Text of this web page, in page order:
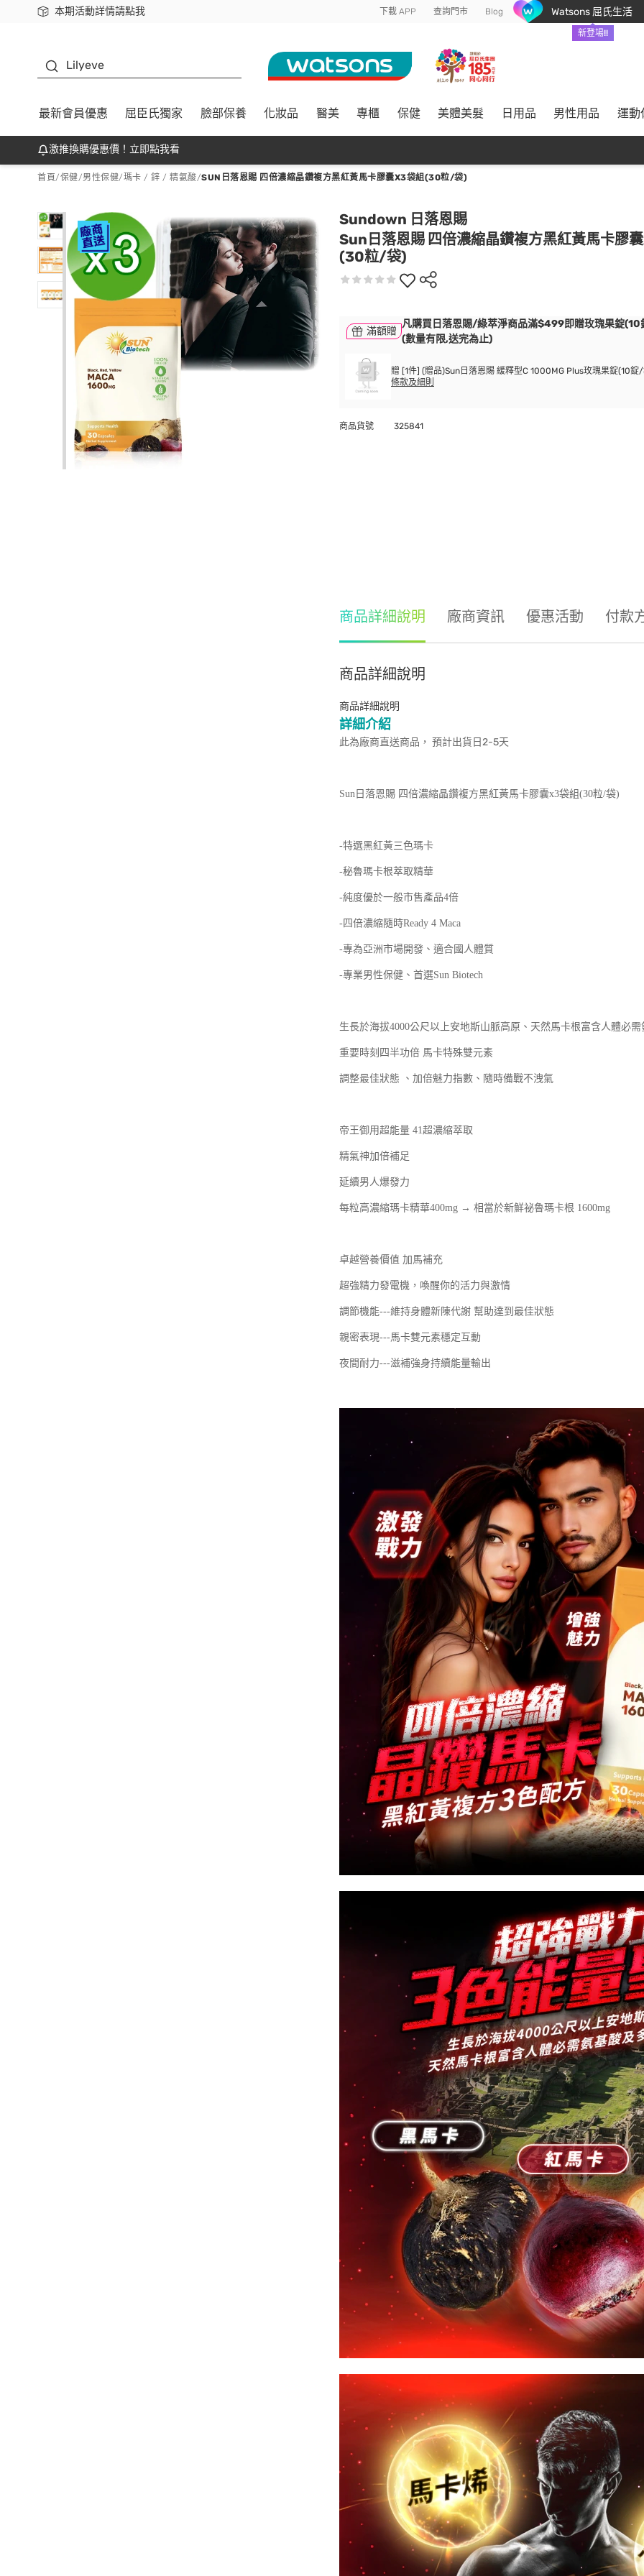
本期活動詳情請點我
下載app最高回饋$350 下載 APP 查詢門市 Blog Watsons 屈氏生活
新登場!!
Lilyeve
最新會員優惠 屈臣氏獨家 臉部保養 化妝品 醫美 專櫃 保健 美體美髮 日用品 男性用品 運動
激推換購優惠價！立即點我看
首頁/保健/男性保健/瑪卡 / 鋅 / 精氨酸/SUN日落恩賜 四倍濃縮晶鑽複方黑紅黃馬卡膠囊X3袋組(30粒/袋)
Sundown 日落恩賜
Sun日落恩賜 四倍濃縮晶鑽複方黑紅黃馬卡膠
(30粒/袋)
滿額贈
凡購買日落恩賜/綠萃淨商品滿$499即贈玫瑰果錠
(數量有限,送完為止)
贈 [1件] (贈品)Sun日落恩賜 緩釋型C 1000MG Plus玫瑰果錠(10錠
條款及細則
商品貨號 325841
商品詳細說明 廠商資訊 優惠活動 付款
商品詳細說明
商品詳細說明
詳細介紹
此為廠商直送商品， 預計出貨日2-5天
Sun日落恩賜 四倍濃縮晶鑽複方黑紅黃馬卡膠囊x3袋組(30粒/袋)
-特選黑紅黃三色瑪卡
-秘魯瑪卡根萃取精華
-純度優於一般市售產品4倍
-四倍濃縮隨時Ready 4 Maca
-專為亞洲市場開發、適合國人體質
-專業男性保健、首選Sun Biotech
生長於海拔4000公尺以上安地斯山脈高原、天然馬卡根富含人體必
重要時刻四半功倍 馬卡特殊雙元素
調整最佳狀態 、加倍魅力指數、隨時備戰不洩氣
帝王御用超能量 41超濃縮萃取
精氣神加倍補足
延續男人爆發力
每粒高濃縮瑪卡精華400mg → 相當於新鮮祕魯瑪卡根 1600mg
卓越營養價值 加馬補充
超強精力發電機，喚醒你的活力與激情
調節機能---維持身體新陳代謝 幫助達到最佳狀態
親密表現---馬卡雙元素穩定互動
夜間耐力---滋補強身持續能量輸出